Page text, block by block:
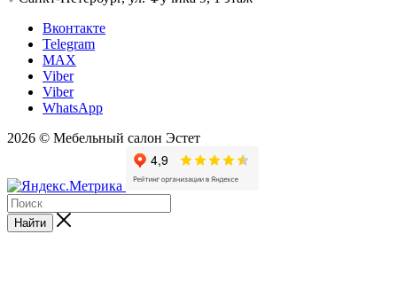
Вконтакте
Telegram
MAX
Viber
Viber
WhatsApp
2026 © Мебельный салон Эстет
Найти